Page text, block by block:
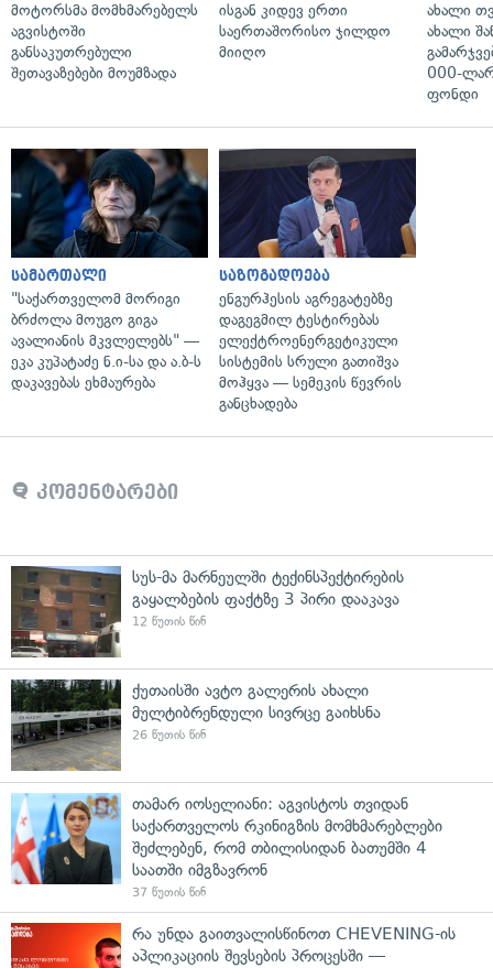
მოტორსმა მომხმარებელს
აგვისტოში
განსაკუთრებული
შეთავაზებები მოუმზადა
ისგან კიდევ ერთი
საერთაშორისო ჯილდო
მიიღო
ახალი
ახალი
000-
ფონდი
სამართალი
"საქართველომ მორიგი
ბრძოლა მოუგო გიგა
ავალიანის მკვლელებს" —
ეკა კუპატაძე ნ.ი-სა და ა.ბ-ს
დაკავებას ეხმაურება
საზოგადოება
ენგურჰესის აგრეგატებზე
დაგეგმილ ტესტირებას
ელექტროენერგეტიკული
სისტემის სრული გათიშვა
მოჰყვა — სემეკის წევრის
განცხადება
კომენტარები
სუს-მა მარნეულში ტექინსპექტირების
გაყალბების ფაქტზე 3 პირი დააკავა
12 წუთის წინ
ქუთაისში ავტო გალერის ახალი
მულტიბრენდული სივრცე გაიხსნა
26 წუთის წინ
თამარ იოსელიანი: აგვისტოს თვიდან
საქართველოს რკინიგზის მომხმარებლები
შეძლებენ, რომ თბილისიდან ბათუმში 4
საათში იმგზავრონ
37 წუთის წინ
რა უნდა გაითვალისწინოთ CHEVENING-ის
აპლიკაციის შევსების პროცესში —